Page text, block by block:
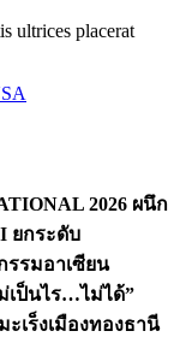
ultrices placerat
2026 ผนึก
ยกระดับ
รมอาเซียน
เป็นไร…ไม่ได้”
ะเร็งเมืองทองธานี